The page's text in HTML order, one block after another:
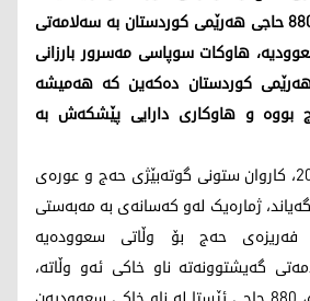
تاوەکو ئێستا زیاتر لە 880 حاجی هەرێمی کوردستان بە سەلامەتی
هاوکات سوپاسی مەسرور بارزانی
کوردستان دەکەین کە هەمیشە
بووە و هاوکاری دارایی پێشکەش بە
شەممە 9ـی ئایاری 2026، کاروان ستونی گوتەبێژی حەج و عورەی
ژمارەیک لەو کەسانەی بە مەبەستی
فەریزەی حەج بۆ وڵاتی سعوودەیە
گەیشتوونەتە ناو خاکی ئەو وڵاتە،